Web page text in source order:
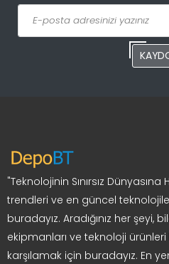
"Teknolojinin Sınırsız
trendleri ve en güncel
buradayız. Aradığınız her şeyi,
ekipmanları ve teknoloji ürünleri
karşılamak için buradayız. En